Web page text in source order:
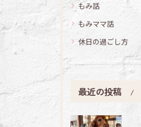
もみ話
もみママ話
休日の過ごし方
最近の投稿